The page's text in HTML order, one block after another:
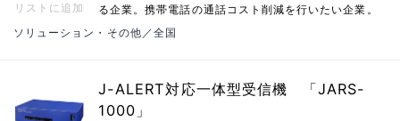
リストに追加
る企業。携帯電話の通話コスト削減を行いたい企業。
ソリューション・その他／全国
J-ALERT対応一体型受信機 「JARS-
1000」